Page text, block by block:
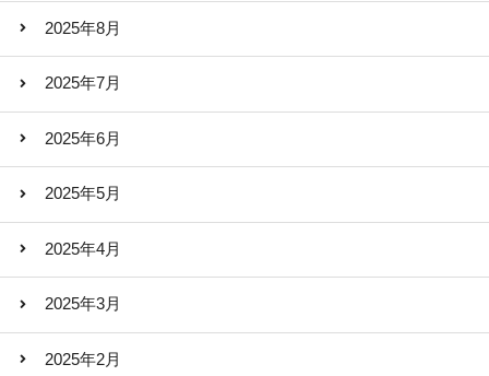
2025年8月
2025年7月
2025年6月
2025年5月
2025年4月
2025年3月
2025年2月